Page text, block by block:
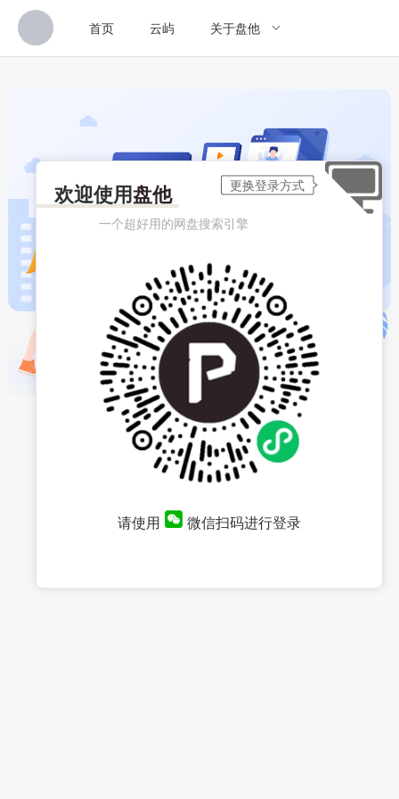
首页 云屿 关于盘他
欢迎使用盘他
一个超好用的网盘搜索引擎
请使用 微信扫码进行登录